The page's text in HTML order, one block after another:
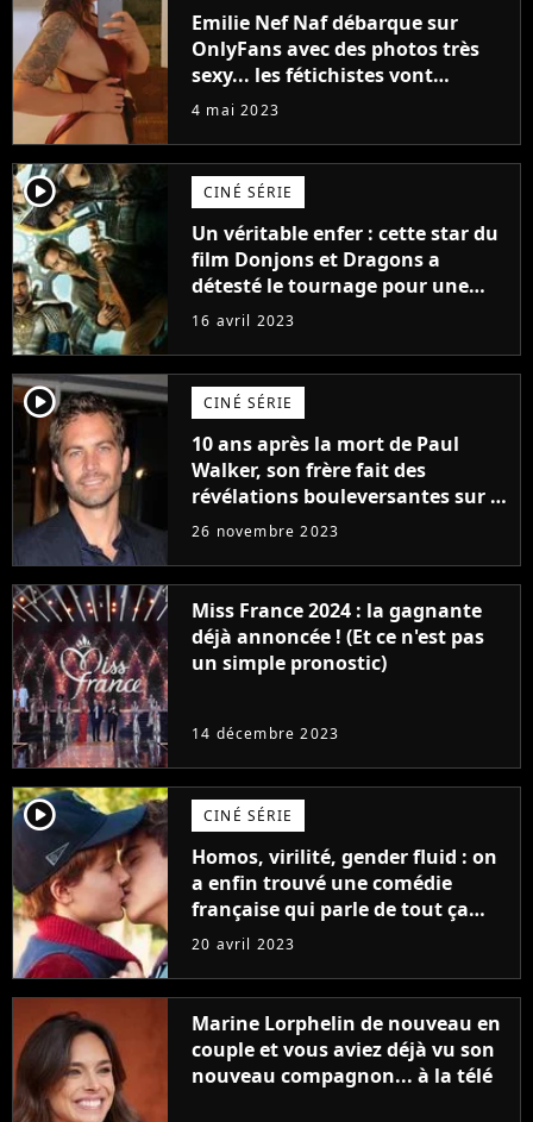
Emilie Nef Naf débarque sur
OnlyFans avec des photos très
sexy... les fétichistes vont
prendre leur pied !
4 mai 2023
player2 CINÉ SÉRIE
Un véritable enfer : cette star du
film Donjons et Dragons a
détesté le tournage pour une
raison très spéciale
16 avril 2023
player2 CINÉ SÉRIE
10 ans après la mort de Paul
Walker, son frère fait des
révélations bouleversantes sur la
réaction des acteurs de Fast and
26 novembre 2023
Miss France 2024 : la gagnante
déjà annoncée ! (Et ce n'est pas
un simple pronostic)
14 décembre 2023
player2 CINÉ SÉRIE
Homos, virilité, gender fluid : on
a enfin trouvé une comédie
française qui parle de tout ça
sans être super ringarde
20 avril 2023
Marine Lorphelin de nouveau en
couple et vous aviez déjà vu son
nouveau compagnon... à la télé